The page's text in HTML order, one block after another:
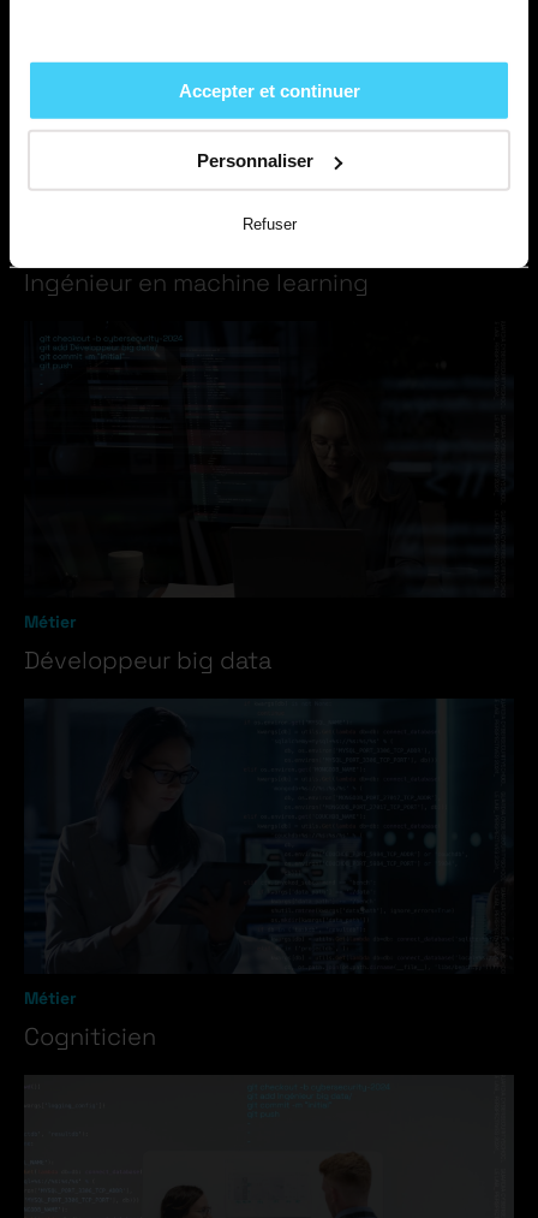
Accepter et continuer
Personnaliser
Refuser
Ingénieur en machine learning
Métier
Développeur big data
Métier
Cogniticien